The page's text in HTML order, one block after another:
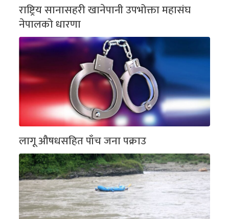
राष्ट्रिय सानासहरी खानेपानी उपभोक्ता महासंघ
नेपालको धारणा
लागू औषधसहित पाँच जना पक्राउ